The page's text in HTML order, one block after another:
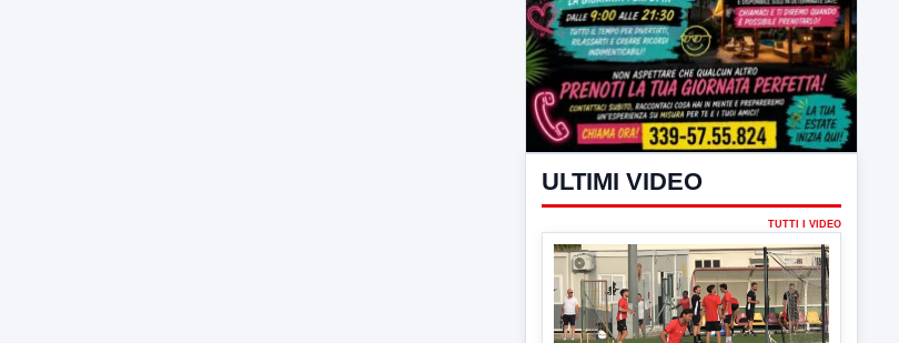
ULTIMI VIDEO
TUTTI I VIDEO
▶
7 AGOSTO 2026 SPORT BENEVENTO
Benevento Calcio: Le scelte di
Floro Flores per il debutto di Coppa
Italia